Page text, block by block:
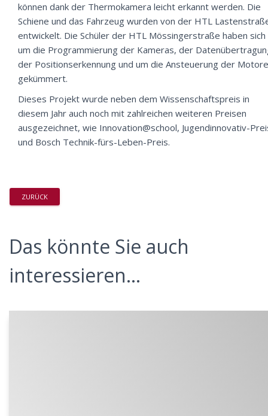
können dank der Thermokamera leicht erkannt werden. Die
Schiene und das Fahrzeug wurden von der HTL
entwickelt. Die Schüler der HTL Mössingerstraße haben sich
um die Programmierung der Kameras, der
der Positionserkennung und um die Ansteuerung der
gekümmert.
Dieses Projekt wurde neben dem Wissenschaftspreis in
diesem Jahr auch noch mit zahlreichen weiteren Preisen
ausgezeichnet, wie Innovation@school, Jugendinnovativ-
und Bosch Technik-fürs-Leben-Preis.
ZURÜCK
Das könnte Sie auch
interessieren...